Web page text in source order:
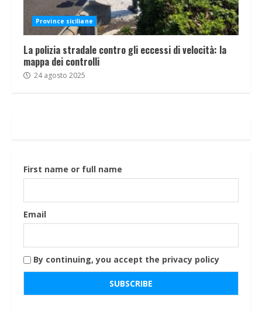
Province siciliane
La polizia stradale contro gli eccessi di velocità: la
mappa dei controlli
24 agosto 2025
First name or full name
Email
By continuing, you accept the privacy policy